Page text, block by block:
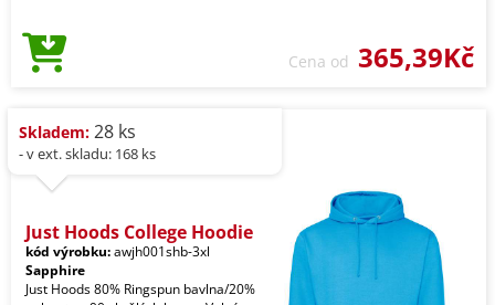
Cena od 365,39Kč
Skladem: 28 ks
- v ext. skladu: 168 ks
Just Hoods College Hoodie
kód výrobku:awjh001shb-3xl
Sapphire
Just Hoods 80% Ringspun bavlna/20%